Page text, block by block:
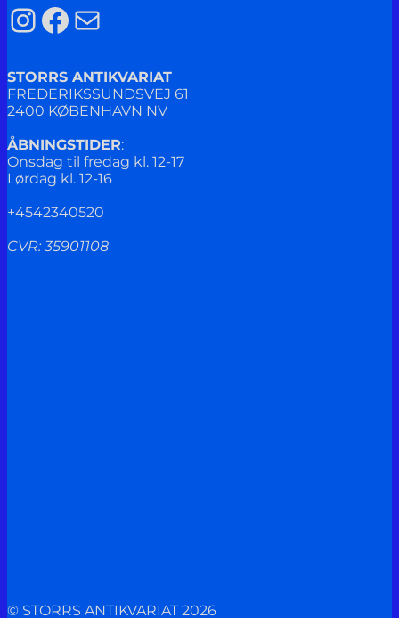
Instagram
Facebook
Mail
STORRS ANTIKVARIAT
FREDERIKSSUNDSVEJ 61
2400 KØBENHAVN NV
ÅBNINGSTIDER:
Onsdag til fredag kl. 12-17
Lørdag kl. 12-16
+4542340520
CVR: 35901108
© STORRS ANTIKVARIAT 2026